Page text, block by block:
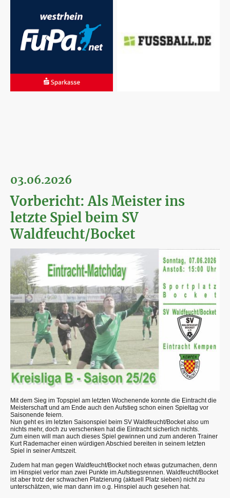
03.06.2026
Vorbericht: Als Meister ins
letzte Spiel beim SV
Waldfeucht/Bocket
Mit dem Sieg im Topspiel am letzten Wochenende konnte die Eintracht die
Meisterschaft und am Ende auch den Aufstieg schon einen Spieltag vor
Saisonende feiern.
Nun geht es im letzten Saisonspiel beim SV Waldfeucht/Bocket also um
nichts mehr, doch zu verschenken hat die Eintracht sicherlich nichts.
Zum einen will man auch dieses Spiel gewinnen und zum anderen Trainer
Kurt Rademacher einen würdigen Abschied bereiten in seinem letzten
Spiel in seiner Amtszeit.
Zudem hat man gegen Waldfeucht/Bocket noch etwas gutzumachen, denn
im Hinspiel verlor man zwei Punkte im Aufstiegsrennen. Waldfeucht/Bocket
ist aber trotz der schwachen Platzierung (aktuell Platz sieben) nicht zu
unterschätzen, wie man dann im o.g. Hinspiel auch gesehen hat.